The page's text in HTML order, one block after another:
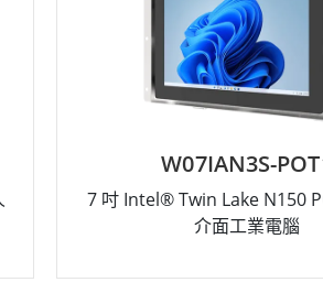
W07IAN3S-
7 吋 Intel® Twin Lake N150
介面工業電腦